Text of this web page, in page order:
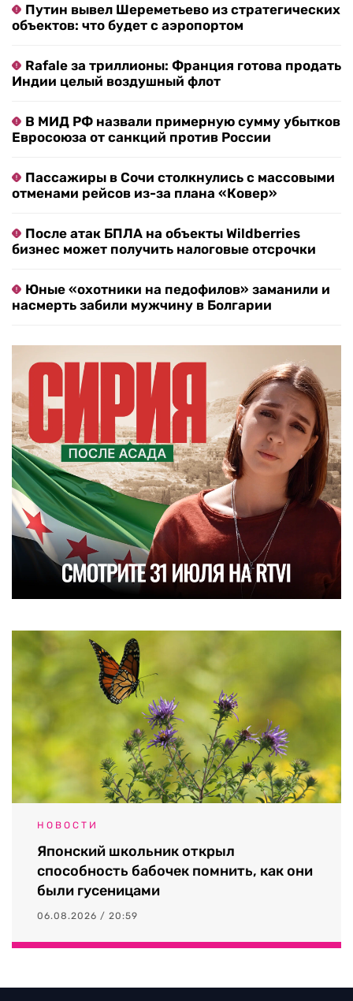
Путин вывел Шереметьево из стратегических
объектов: что будет с аэропортом
Rafale за триллионы: Франция готова продать
Индии целый воздушный флот
В МИД РФ назвали примерную сумму убытков
Евросоюза от санкций против России
Пассажиры в Сочи столкнулись с массовыми
отменами рейсов из-за плана «Ковер»
После атак БПЛА на объекты Wildberries
бизнес может получить налоговые отсрочки
Юные «охотники на педофилов» заманили и
насмерть забили мужчину в Болгарии
НОВОСТИ
Японский школьник открыл
способность бабочек помнить, как они
были гусеницами
06.08.2026 / 20:59